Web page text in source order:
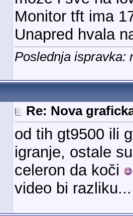
Monitor tft ima
Unapred hvala
Poslednja ispravka:
Re: Nova
od tih gt9500 ili
igranje, ostale
celeron da koči
video bi razliku...